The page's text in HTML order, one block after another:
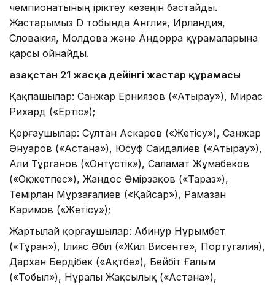
чемпионатының іріктеу кезеңін бастайды.
Жастарымыз D тобында Англия, Ирландия,
Словакия, Молдова және Андорра құрамаларына
қарсы ойнайды.
Қазақстан 21 жасқа дейінгі жастар құрамасы
Қақпашылар: Санжар Ерниязов («Атырау»), Мирас
Рихард («Ертіс»);
Қорғаушылар: Сұлтан Аскаров («Жетісу»), Санжар
Әнуаров («Астана»), Юсуф Саидалиев («Атырау»),
Али Тұрганов («Онтүстік»), Саламат Жұмабеков
(«Оқжетпес»), Жандос Өмірзақов («Тараз»),
Темірлан Мұрзағалиев («Қайсар»), Рамазан
Каримов («Жетісу»);
Жартылай қорғаушылар: Абинур Нұрымбет
(«Тұран»), Ілияс Әбіл («Жил Висенте», Португалия),
Дархан Бердібек («Ақтөбе»), Бейбіт Ғалым
(«Тобыл»), Нұралы Жақсылық («Астана»),